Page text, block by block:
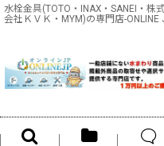
水栓金具(TOTO・INAX・SANEI・
会社ＫＶＫ・MYM)の専門店-ONLINE